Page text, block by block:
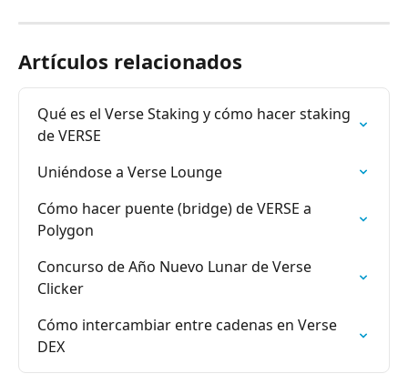
Artículos relacionados
Qué es el Verse Staking y cómo hacer staking
de VERSE
Uniéndose a Verse Lounge
Cómo hacer puente (bridge) de VERSE a
Polygon
Concurso de Año Nuevo Lunar de Verse
Clicker
Cómo intercambiar entre cadenas en Verse
DEX